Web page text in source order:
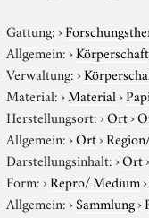
Gattung:›
Allgemein:›Körperschaft
Verwaltung:›
Material:›Material›
Herstellungsort:›Ort›
Allgemein:›Ort›
Darstellungsinhalt:›Ort
Form:›Repro/ Medium›
Allgemein:›Sammlung›